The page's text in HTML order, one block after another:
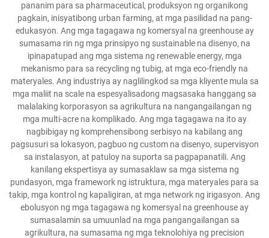
pananim para sa pharmaceutical, produksyon ng organikong
pagkain, inisyatibong urban farming, at mga pasilidad na pang-
edukasyon. Ang mga tagagawa ng komersyal na greenhouse ay
sumasama rin ng mga prinsipyo ng sustainable na disenyo, na
ipinapatupad ang mga sistema ng renewable energy, mga
mekanismo para sa recycling ng tubig, at mga eco-friendly na
materyales. Ang industriya ay naglilingkod sa mga kliyente mula sa
mga maliit na scale na espesyalisadong magsasaka hanggang sa
malalaking korporasyon sa agrikultura na nangangailangan ng
mga multi-acre na komplikado. Ang mga tagagawa na ito ay
nagbibigay ng komprehensibong serbisyo na kabilang ang
pagsusuri sa lokasyon, pagbuo ng custom na disenyo, supervisyon
sa instalasyon, at patuloy na suporta sa pagpapanatili. Ang
kanilang ekspertisya ay sumasaklaw sa mga sistema ng
pundasyon, mga framework ng istruktura, mga materyales para sa
takip, mga kontrol ng kapaligiran, at mga network ng irigasyon. Ang
ebolusyon ng mga tagagawa ng komersyal na greenhouse ay
sumasalamin sa umuunlad na mga pangangailangan sa
agrikultura, na sumasama ng mga teknolohiya ng precision